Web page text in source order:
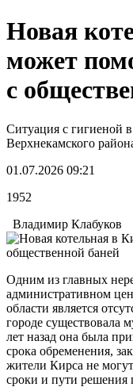
Новая
может
с
Ситуация с гигиеной
Верхнекамского
01.07.2026 09:21
1952
Владимир Клабуков
Одним из главных
административном
области является
городе существовала
лет назад она была
срока обременения,
жители Кирса не
сроки и пути решения